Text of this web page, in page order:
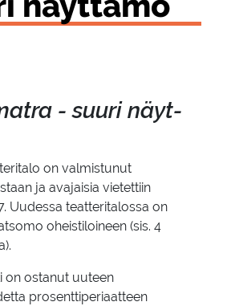
- suuri näyt­
on valmistunut
ja avajaisia vietettiin
Uudessa teatteritalossa on
oheistiloineen (sis. 4
on ostanut uuteen
prosenttiperiaatteen